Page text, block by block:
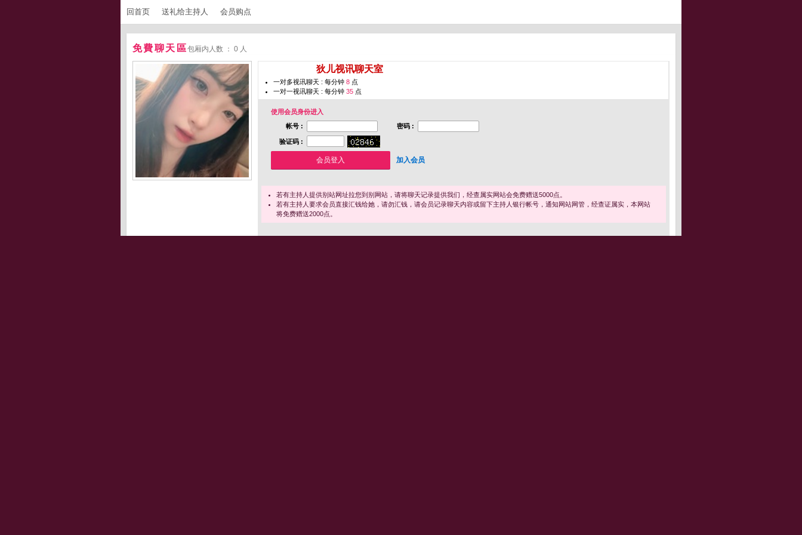
回首页 送礼给主持人 会员购点
免費聊天區包厢内人数 ： 0 人
狄儿视讯聊天室
一对多视讯聊天 : 每分钟 8 点
一对一视讯聊天 : 每分钟 35 点
使用会员身份进入
帐号 :
密码 :
验证码 :
加入会员
若有主持人提供别站网址拉您到别网站，请将聊天记录提供我们，经查属实网站会免费赠送5000点。
若有主持人要求会员直接汇钱给她，请勿汇钱，请会员记录聊天内容或留下主持人银行帐号，通知网站网管，经查证属实，本网站
将免费赠送2000点。